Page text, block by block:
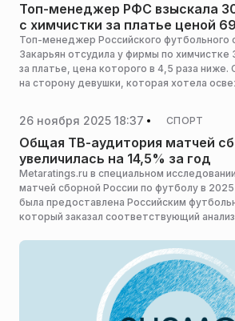
Топ-менеджер РФС взыскала
с химчистки за платье ценой
Топ-менеджер Российского футбольного
Закарьян отсудила у фирмы по химчистке
за платье, цена которого в 4,5 раза ниже.
на сторону девушки, которая хотела
26 ноября 2025 18:37 СПОРТ
Общая ТВ-аудитория матчей
увеличилась на 14,5% за год
Metaratings.ru в специальном
матчей сборной России по футболу в
была предоставлена Российским
который заказал соответствующий